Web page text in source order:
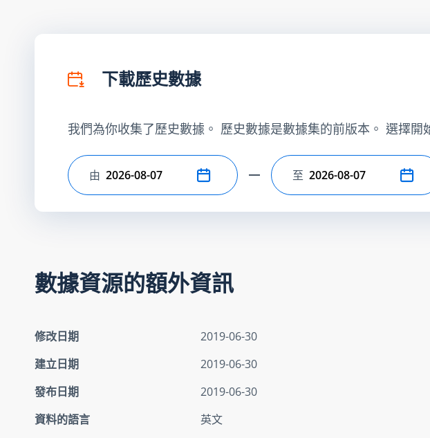
下載歷史數據
我們為你收集了歷史數據。 歷史數據是數據集的前版本。 選擇
選擇開始日期
由 選擇結束日期
至
數據資源的額外資訊
修改日期
2019-06-30
建立日期
2019-06-30
發布日期
2019-06-30
資料的語言
英文